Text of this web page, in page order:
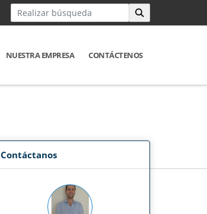
NUESTRA EMPRESA CONTÁCTENOS
Contáctanos